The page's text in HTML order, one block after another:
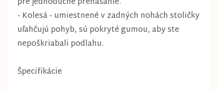
- Kolesá - umiestnené v zadných nohách stoličky
uľahčujú pohyb, sú pokryté gumou, aby ste
nepoškriabali podlahu.
Špecifikácie